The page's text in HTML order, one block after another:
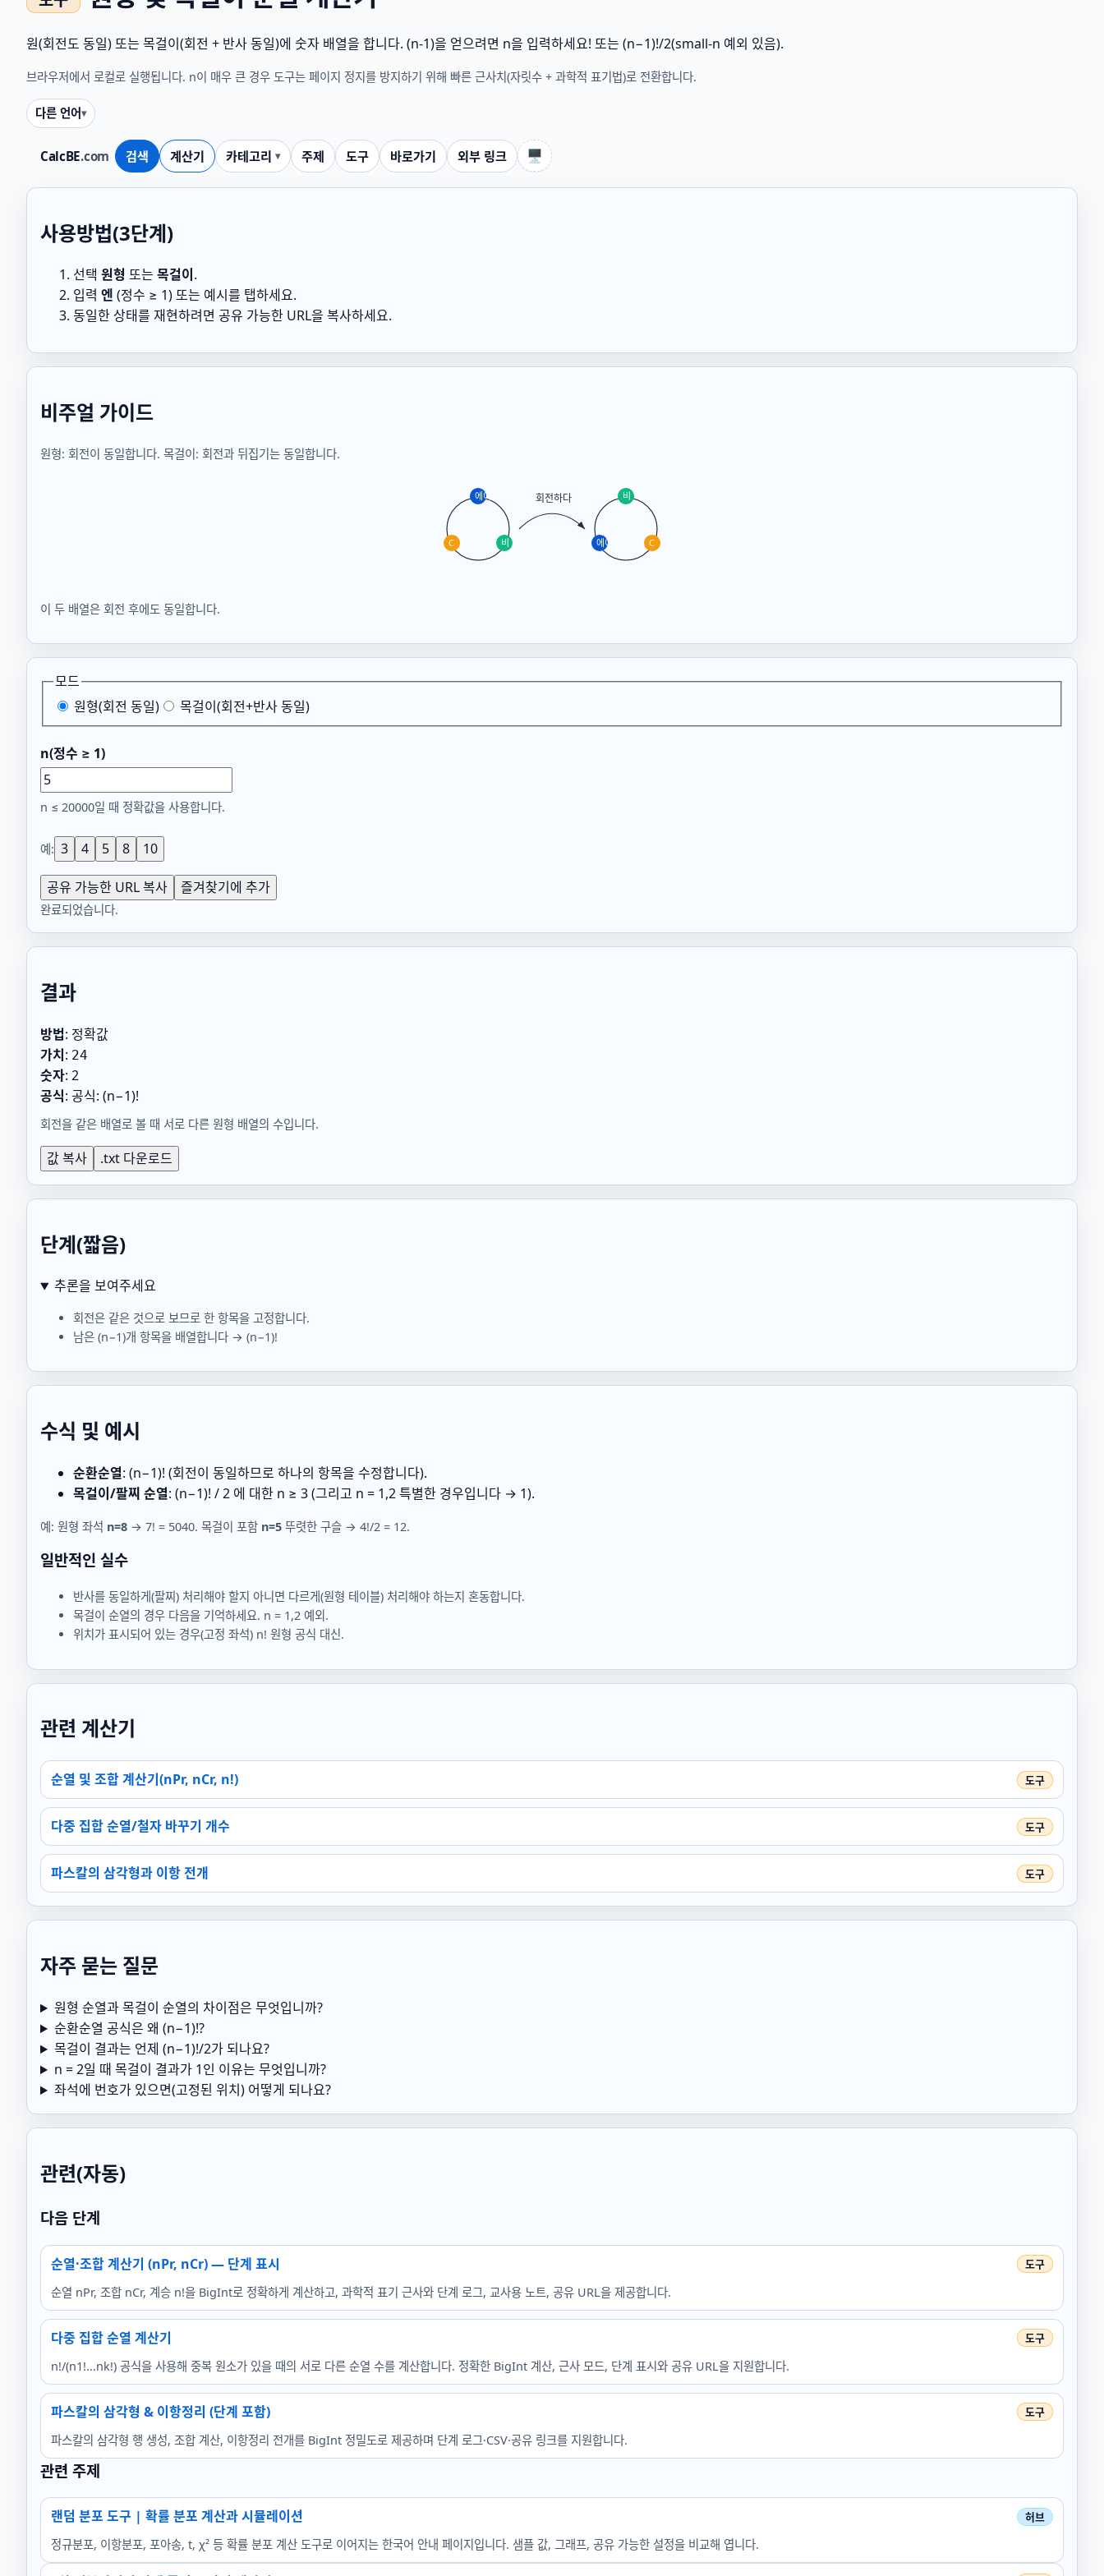
CalcBE.com 검색 계산기 카테고리 주제 도구 바로가기 외부 링크 🖥️
원(회전도 동일) 또는 목걸이(회전 + 반사 동일)에 숫자 배열을 합니다. (n-1)을 얻으려면 n을 입력하세요! 또는 (n−1)!/2(small‑n 예외 있음).
브라우저에서 로컬로 실행됩니다. n이 매우 큰 경우 도구는 페이지 정지를 방지하기 위해 빠른 근사치(자릿수 + 과학적 표기법)로 전환합니다.
다른 언어
사용방법(3단계)
선택 원형 또는 목걸이.
입력 엔 (정수 ≥ 1) 또는 예시를 탭하세요.
동일한 상태를 재현하려면 공유 가능한 URL을 복사하세요.
비주얼 가이드
원형: 회전이 동일합니다. 목걸이: 회전과 뒤집기는 동일합니다.
회전하다
에이
비
C
비
C
에이
이 두 배열은 회전 후에도 동일합니다.
모드
원형(회전 동일)
목걸이(회전+반사 동일)
n(정수 ≥ 1)
n ≤ 20000일 때 정확값을 사용합니다.
예: 3 4 5 8 10
공유 가능한 URL 복사 즐겨찾기에 추가
완료되었습니다.
결과
방법: 정확값
가치: 24
숫자: 2
공식: 공식: (n−1)!
회전을 같은 배열로 볼 때 서로 다른 원형 배열의 수입니다.
값 복사 .txt 다운로드
단계(짧음)
추론을 보여주세요
회전은 같은 것으로 보므로 한 항목을 고정합니다.
남은 (n−1)개 항목을 배열합니다 → (n−1)!
수식 및 예시
순환순열: (n−1)! (회전이 동일하므로 하나의 항목을 수정합니다).
목걸이/팔찌 순열: (n−1)! / 2 에 대한 n ≥ 3(그리고 n = 1,2특별한 경우입니다 → 1).
예: 원형 좌석 n=8 → 7! = 5040. 목걸이 포함 n=5 뚜렷한 구슬 → 4!/2 = 12.
일반적인 실수
반사를 동일하게(팔찌) 처리해야 할지 아니면 다르게(원형 테이블) 처리해야 하는지 혼동합니다.
목걸이 순열의 경우 다음을 기억하세요. n = 1,2 예외.
위치가 표시되어 있는 경우(고정 좌석) n! 원형 공식 대신.
관련 계산기
순열 및 조합 계산기(nPr, nCr, n!)
다중 집합 순열/철자 바꾸기 개수
파스칼의 삼각형과 이항 전개
자주 묻는 질문
원형 순열과 목걸이 순열의 차이점은 무엇입니까?
순환순열 공식은 왜 (n−1)!?
목걸이 결과는 언제 (n−1)!/2가 되나요?
n = 2일 때 목걸이 결과가 1인 이유는 무엇입니까?
좌석에 번호가 있으면(고정된 위치) 어떻게 되나요?
관련(자동)
다음 단계
순열·조합 계산기 (nPr, nCr) — 단계 표시
순열 nPr, 조합 nCr, 계승 n!을 BigInt로 정확하게 계산하고, 과학적 표기 근사와 단계 로그, 교사용 노트, 공유 URL을 제공합니다.
다중 집합 순열 계산기
n!/(n1!...nk!) 공식을 사용해 중복 원소가 있을 때의 서로 다른 순열 수를 계산합니다. 정확한 BigInt 계산, 근사 모드, 단계 표시와 공유 URL을 지원합니다.
파스칼의 삼각형 & 이항정리 (단계 포함)
파스칼의 삼각형 행 생성, 조합 계산, 이항정리 전개를 BigInt 정밀도로 제공하며 단계 로그·CSV·공유 링크를 지원합니다.
관련 주제
랜덤 분포 도구 | 확률 분포 계산과 시뮬레이션
정규분포, 이항분포, 포아송, t, χ² 등 확률 분포 계산 도구로 이어지는 한국어 안내 페이지입니다. 샘플 값, 그래프, 공유 가능한 설정을 비교해 엽니다.